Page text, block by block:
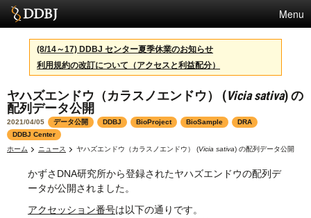
Menu
サービス
スパコン
統計
活動
センターについて
利用規約
(8/14～17) DDBJ センター夏季休業のお知らせ
利用規約の改訂について（アクセスと利益配分）
ヤハズエンドウ（カラスノエンドウ） (Vicia sativa) の
配列データ公開
2021/04/05 データ公開 DDBJ BioProject BioSample
DRA
DDBJ Center
ホーム
ニュース ヤハズエンドウ（カラスノエンドウ） (Vicia sativa) の配列データ公開
かずさDNA研究所から登録されたヤハズエンドウの配列デ
ータが公開されました。
アクセッション番号は以下の通りです。